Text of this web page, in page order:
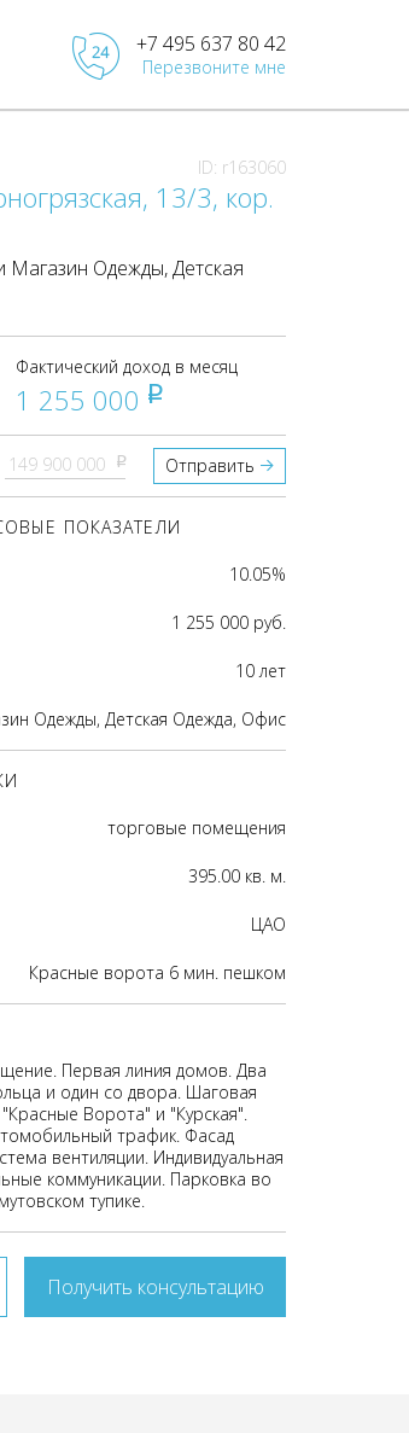
+7 495 637 80 42
Перезвоните мне
ID: r163060
13/3, кор.
Одежды, Детская
Фактический доход в месяц
1 255 000 pуб
pуб Отправить
ПОКАЗАТЕЛИ
10.05%
1 255 000 руб.
10 лет
Одежды, Детская Одежда, Офис
торговые помещения
395.00 кв. м.
ЦАО
Красные ворота 6 мин. пешком
Первая линия домов. Два
и один со двора. Шаговая
Ворота" и "Курская".
трафик. Фасад
вентиляции. Индивидуальная
коммуникации. Парковка во
тупике.
Получить консультацию